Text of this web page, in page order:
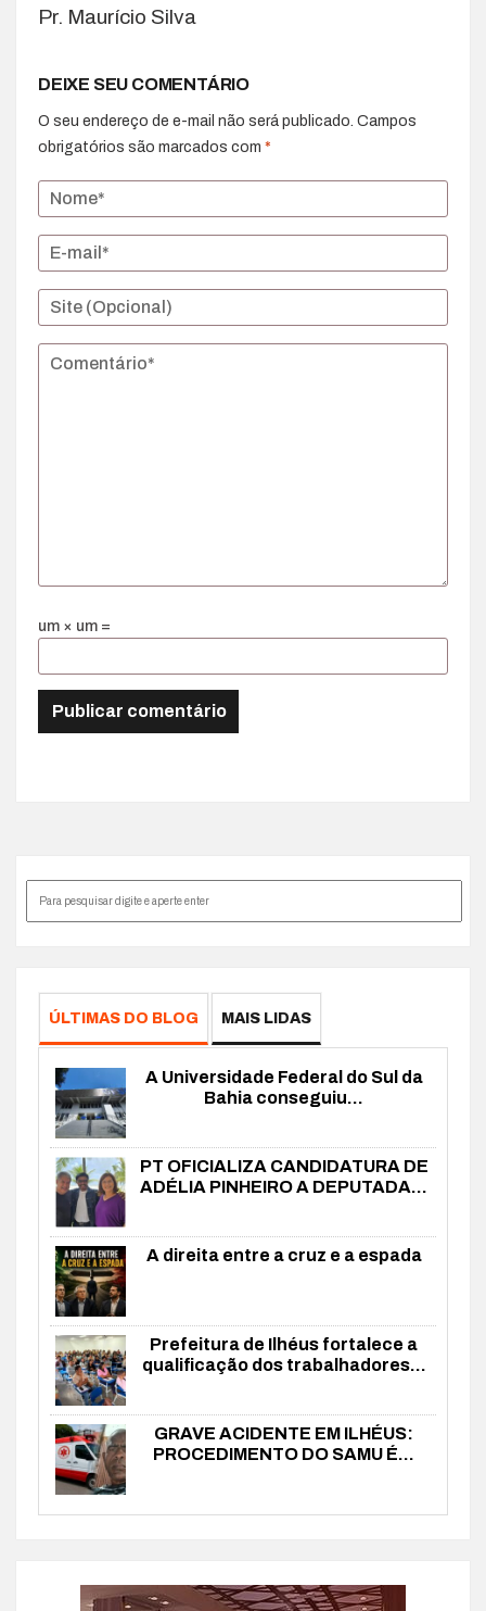
Pr. Maurício Silva
DEIXE SEU COMENTÁRIO
O seu endereço de e-mail não será publicado. Campos
obrigatórios são marcados com *
um × um =
ÚLTIMAS DO BLOG MAIS LIDAS
A Universidade Federal do Sul da
Bahia conseguiu...
PT OFICIALIZA CANDIDATURA DE
ADÉLIA PINHEIRO A DEPUTADA...
A direita entre a cruz e a espada
Prefeitura de Ilhéus fortalece a
qualificação dos trabalhadores...
GRAVE ACIDENTE EM ILHÉUS:
PROCEDIMENTO DO SAMU É...